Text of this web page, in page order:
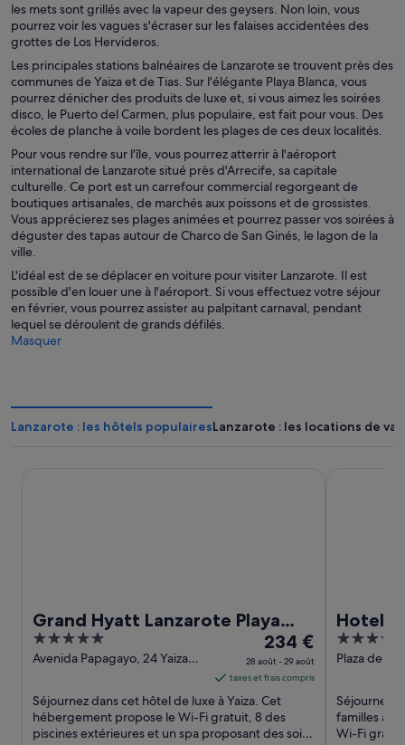
les mets sont grillés avec la vapeur des geysers. Non loin, vous
pourrez voir les vagues s'écraser sur les falaises accidentées des
grottes de Los Hervideros.
Les principales stations balnéaires de Lanzarote se trouvent près des
communes de Yaiza et de Tias. Sur l'élégante Playa Blanca, vous
pourrez dénicher des produits de luxe et, si vous aimez les soirées
disco, le Puerto del Carmen, plus populaire, est fait pour vous. Des
écoles de planche à voile bordent les plages de ces deux localités.
Pour vous rendre sur l'île, vous pourrez atterrir à l'aéroport
international de Lanzarote situé près d'Arrecife, sa capitale
culturelle. Ce port est un carrefour commercial regorgeant de
boutiques artisanales, de marchés aux poissons et de grossistes.
Vous apprécierez ses plages animées et pourrez passer vos soirées à
déguster des tapas autour de Charco de San Ginés, le lagon de la
ville.
L'idéal est de se déplacer en voiture pour visiter Lanzarote. Il est
possible d'en louer une à l'aéroport. Si vous effectuez votre séjour
en février, vous pourrez assister au palpitant carnaval, pendant
lequel se déroulent de grands défilés.
Masquer
Lanzarote : les hôtels populairesLanzarote : les locations de
Grand Hyatt Lanzarote Playa
Dorada Resort
5
out
5
Avenida Papagayo, 24 Yaiza
Le
prix
est
de 234 €
par
nuit
234 €
28 août - 29 août
taxes et frais compris
Séjournez dans cet hôtel de luxe à Yaiza. Cet
hébergement propose le Wi-Fi gratuit, 8 des
piscines extérieures et un spa proposant des soins
Hotel
4
out
5
Plaza del
Séjournez
familles à
Wi-Fi